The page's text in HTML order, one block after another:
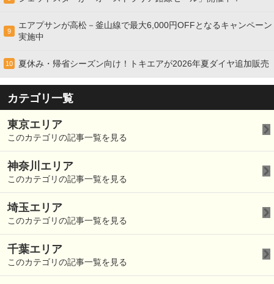
9
エアプサンが高松－釜山線で最大6,000円OFFとなるキャンペーン
実施中
10 夏休み・帰省シーズン向け！トキエアが2026年夏ダイヤ追加販売
カテゴリ一覧
東京エリア
このカテゴリの記事一覧を見る
神奈川エリア
このカテゴリの記事一覧を見る
埼玉エリア
このカテゴリの記事一覧を見る
千葉エリア
このカテゴリの記事一覧を見る